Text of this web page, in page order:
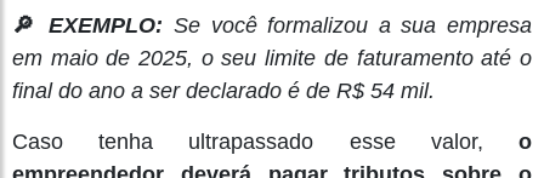
🔎EXEMPLO: Se você formalizou a sua empresa
em maio de 2025, o seu limite de faturamento até o
final do ano a ser declarado é de R$ 54 mil.
Caso tenha ultrapassado esse valor, o